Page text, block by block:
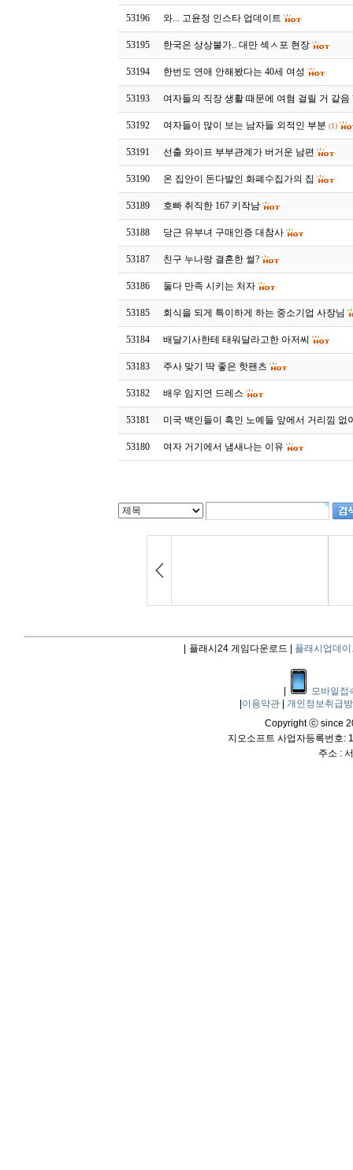
53196 와... 고윤정 인스타 업데이트
53195 한국은 상상불가.. 대만 섹ㅅ포 현장
53194 한번도 연애 안해봤다는 40세 여성
53193 여자들의 직장 생활 때문에 여혐 걸릴 거 같음
53192 여자들이 많이 보는 남자들 외적인 부분 (1)
53191 선출 와이프 부부관계가 버거운 남편
53190 온 집안이 돈다발인 화폐수집가의 집
53189 호빠 취직한 167 키작남
53188 당근 유부녀 구매인증 대참사
53187 친구 누나랑 결혼한 썰?
53186 둘다 만족 시키는 처자
53185 회식을 되게 특이하게 하는 중소기업 사장님
53184 배달기사한테 태워달라고한 아저씨
53183 주사 맞기 딱 좋은 핫팬츠
53182 배우 임지연 드레스
53181 미국 백인들이 흑인 노예들 앞에서 거리낌 없
53180 여자 거기에서 냄새나는 이유
플래시24 게임다운로드 | 플래시업데이
모바일접
이용약관
개인정보취급
Copyright ⓒ since
지오소프트 사업자등록번호:
주소 :